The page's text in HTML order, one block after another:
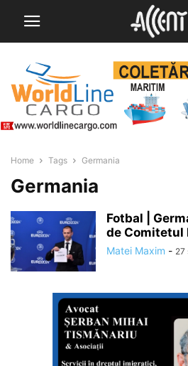
Home Tags Germania
Germania
Fotbal |
de Comitetul
Matei Maxim - 27